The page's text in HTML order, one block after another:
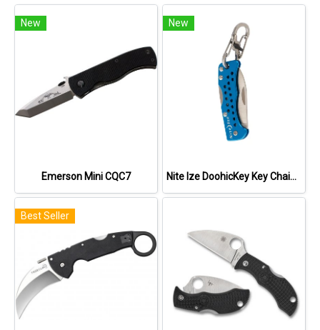
New
Emerson Mini CQC7
New
Nite Ize DoohicKey Key Chain Knife
Best Seller